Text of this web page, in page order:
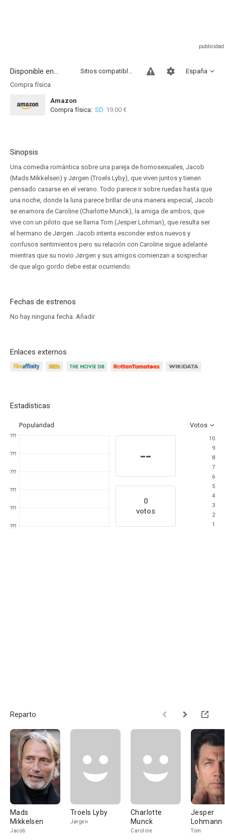
Disponible en... España
Sitios compatibles
Compra física
Amazon
Compra física: SD 19.00 €
Sinopsis
Una comedia romántica sobre una pareja de homosexuales, Jacob
(Mads Mikkelsen) y Jørgen (Troels Lyby), que viven juntos y tienen
pensado casarse en el verano. Todo parece ir sobre ruedas hasta que
una noche, donde la luna parece brillar de una manera especial, Jacob
se enamora de Caroline (Charlotte Munck), la amiga de ambos, que
vive con un piloto que se llama Tom (Jesper Lohman), que resulta ser
el hermano de Jørgen. Jacob intenta esconder estos nuevos y
confusos sentimientos pero su relación con Caroline sigue adelante
mientras que su novio Jørgen y sus amigos comienzan a sospechar
de que algo gordo debe estar ocurriendo.
Fechas de estrenos
No hay ninguna fecha. Añadir
Enlaces externos
Estadísticas
Popularidad Votos
???
???
???
???
???
???
--
0
votos
10
9
8
7
6
5
4
3
2
1
Reparto
Mads
Mikkelsen
Jacob
Troels Lyby
Jørgen
Charlotte
Munck
Caroline
Jesper
Lohmann
Tom